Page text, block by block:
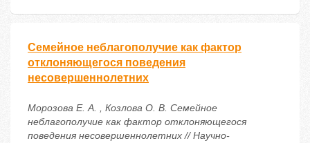
Семейное неблагополучие как фактор
отклоняющегося поведения
несовершеннолетних
Морозова Е. А. , Козлова О. В. Семейное
неблагополучие как фактор отклоняющегося
поведения несовершеннолетних // Научно-